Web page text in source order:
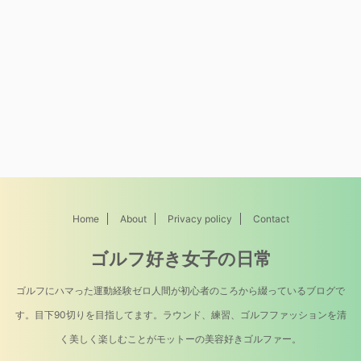
Home About Privacy policy Contact
ゴルフ好き女子の日常
ゴルフにハマった運動経験ゼロ人間が初心者のころから綴っているブログで
す。目下90切りを目指してます。ラウンド、練習、ゴルフファッションを清
く美しく楽しむことがモットーの美容好きゴルファー。